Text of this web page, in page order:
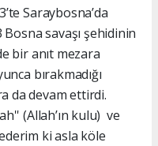
Saraybosna’da
savaşı şehidinin
bir anıt mezara
bırakmadığı
da devam ettirdi.
(Allah’ın kulu) ve
ki asla köle